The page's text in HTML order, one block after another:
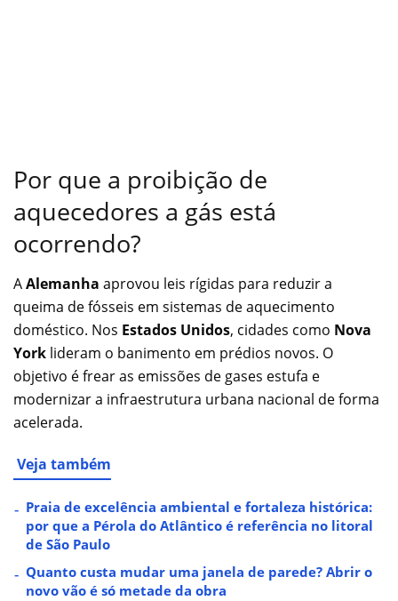
Por que a proibição de
aquecedores a gás está
ocorrendo?
AAlemanha aprovou leis rígidas para reduzir a
queima de fósseis em sistemas de aquecimento
doméstico. Nos Estados Unidos, cidades como Nova
York lideram o banimento em prédios novos. O
objetivo é frear as emissões de gases estufa e
modernizar a infraestrutura urbana nacional de forma
acelerada.
Veja também
Praia de excelência ambiental e fortaleza histórica:
por que a Pérola do Atlântico é referência no litoral
de São Paulo
Quanto custa mudar uma janela de parede? Abrir o
novo vão é só metade da obra